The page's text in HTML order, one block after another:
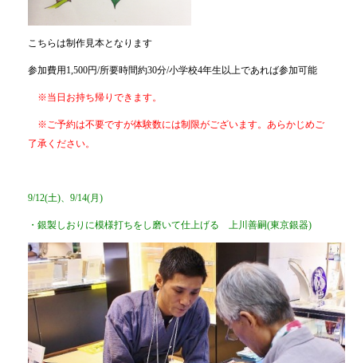
こちらは制作見本となります
参加費用1,500円/所要時間約30分/小学校4年生以上であれば参加可能
※当日お持ち帰りできます。
※ご予約は不要ですが体験数には制限がございます。あらかじめご
了承ください。
9/12(土)、9/14(月)
・銀製しおりに模様打ちをし磨いて仕上げる 上川善嗣(東京銀器)